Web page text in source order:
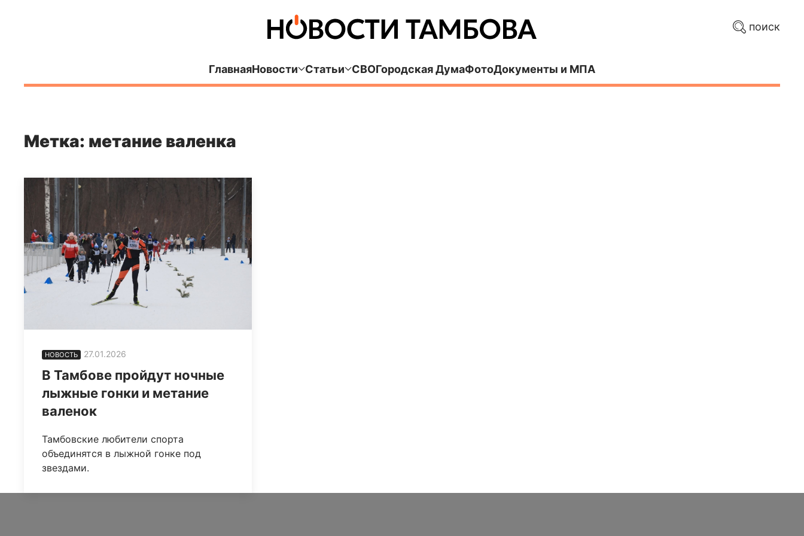
поиск
ГлавнаяНовости Статьи СВОГородская ДумаФотоДокументы и МПА
Метка: метание валенка
НОВОСТЬ 27.01.2026
В Тамбове пройдут ночные
лыжные гонки и метание
валенок
Тамбовские любители спорта
объединятся в лыжной гонке под
звездами.